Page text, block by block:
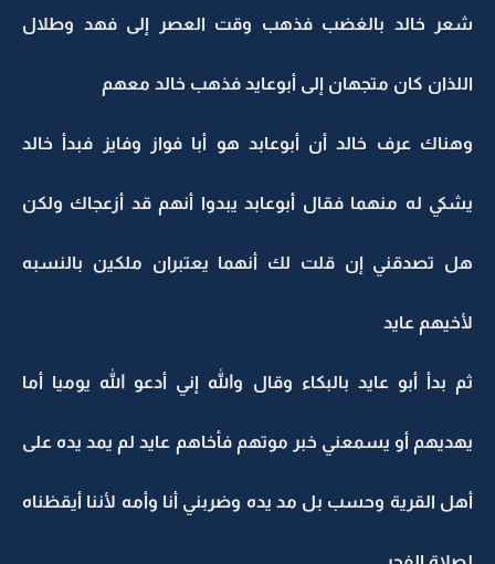
شعر خالد بالغضب فذهب وقت العصر إلى فهد وطلال
اللذان كان متجهان إلى أبوعايد فذهب خالد معهم
وهناك عرف خالد أن أبوعابد هو أبا فواز وفايز فبدأ خالد
يشكي له منهما فقال أبوعابد يبدوا أنهم قد أزعجاك ولكن
هل تصدقني إن قلت لك أنهما يعتبران ملكين بالنسبه
لأخيهم عايد
ثم بدأ أبو عايد بالبكاء وقال والله إني أدعو الله يوميا أما
يهديهم أو يسمعني خبر موتهم فأخاهم عايد لم يمد يده على
أهل القرية وحسب بل مد يده وضربني أنا وأمه لأننا أيقظناه